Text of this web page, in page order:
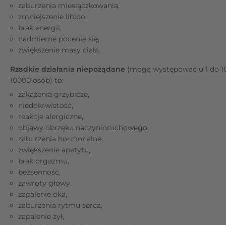
zaburzenia miesiączkowania,
zmniejszenie libido,
brak energii,
nadmierne pocenie się,
zwiększenie masy ciała.
Rzadkie działania niepożądane (mogą występować u 1 do
10000 osób) to:
zakażenia grzybicze,
niedokrwistość,
reakcje alergiczne,
objawy obrzęku naczynioruchowego,
zaburzenia hormonalne,
zwiększenie apetytu,
brak orgazmu,
bezsenność,
zawroty głowy,
zapalenie oka,
zaburzenia rytmu serca,
zapalenie żył,